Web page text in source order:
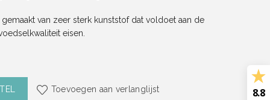
van zeer sterk kunststof dat voldoet aan de
eisen.
(6 delig) (PME) aantal
Toevoegen aan verlanglijst 8.8